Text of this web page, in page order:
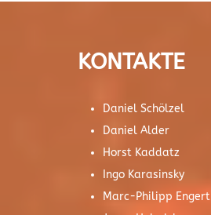
KONTAKTE
Daniel Schölzel
Daniel Alder
Horst Kaddatz
Ingo Karasinsky
Marc-Philipp Engert